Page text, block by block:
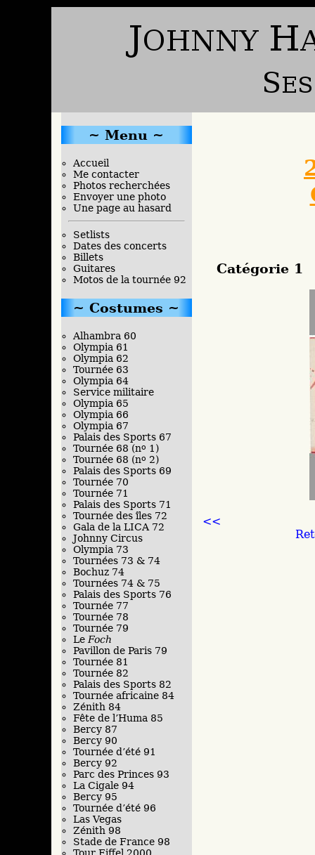
Catégorie 1
<<
Menu
Accueil
Me contacter
Photos recherchées
Envoyer une photo
Une page au hasard
Setlists
Dates des concerts
Billets
Guitares
Motos de la tournée 92
Costumes
Alhambra 60
Olympia 61
Olympia 62
Tournée 63
Olympia 64
Service militaire
Olympia 65
Olympia 66
Olympia 67
Palais des Sports 67
Tournée 68 (no 1)
Tournée 68 (no 2)
Palais des Sports 69
Tournée 70
Tournée 71
Palais des Sports 71
Tournée des îles 72
Gala de la LICA 72
Johnny Circus
Olympia 73
Tournées 73 & 74
Bochuz 74
Tournées 74 & 75
Palais des Sports 76
Tournée 77
Tournée 78
Tournée 79
Le Foch
Pavillon de Paris 79
Tournée 81
Tournée 82
Palais des Sports 82
Tournée africaine 84
Zénith 84
Fête de l’Huma 85
Bercy 87
Bercy 90
Tournée d’été 91
Bercy 92
Parc des Princes 93
La Cigale 94
Bercy 95
Tournée d’été 96
Las Vegas
Zénith 98
Stade de France 98